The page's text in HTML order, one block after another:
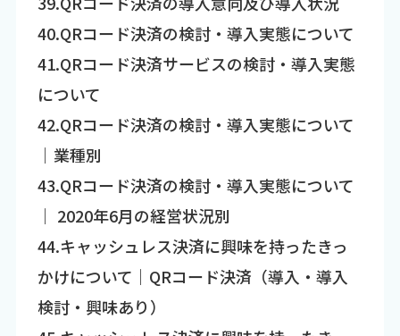
40.QRコード決済の検討・導入実態について
41.QRコード決済サービスの検討・導入実態
について
42.QRコード決済の検討・導入実態について
｜業種別
43.QRコード決済の検討・導入実態について
｜ 2020年6月の経営状況別
44.キャッシュレス決済に興味を持ったきっ
かけについて｜QRコード決済（導入・導入
検討・興味あり）